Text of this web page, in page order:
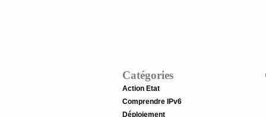
Catégories
Action Etat
Comprendre IPv6
Déploiement